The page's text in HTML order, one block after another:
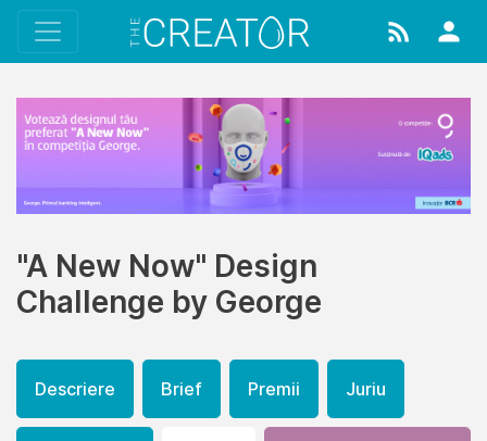
"A New Now" Design
Challenge by George
Descriere Brief Premii Juriu